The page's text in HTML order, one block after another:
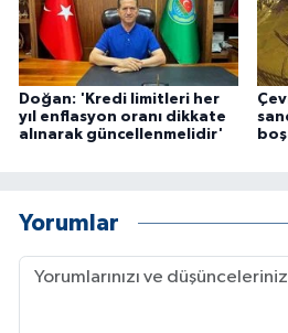
Doğan: 'Kredi limitleri her
yıl enflasyon oranı dikkate
alınarak güncellenmelidir'
Yorumlar